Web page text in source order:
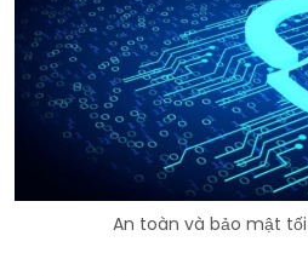
An toàn và bảo mật